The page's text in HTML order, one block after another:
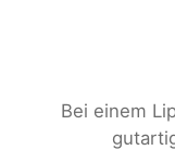
Bei einem